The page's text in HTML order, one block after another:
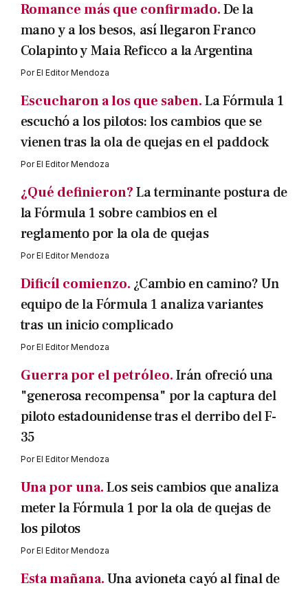
Romance más que confirmado.De la
mano y a los besos, así llegaron Franco
Colapinto y Maia Reficco a la Argentina
PorEl Editor Mendoza
Escucharon a los que saben.La Fórmula 1
escuchó a los pilotos: los cambios que se
vienen tras la ola de quejas en el paddock
PorEl Editor Mendoza
¿Qué definieron?La terminante postura de
la Fórmula 1 sobre cambios en el
reglamento por la ola de quejas
PorEl Editor Mendoza
Dificíl comienzo. ¿Cambio en camino? Un
equipo de la Fórmula 1 analiza variantes
tras un inicio complicado
PorEl Editor Mendoza
Guerra por el petróleo.Irán ofreció una
"generosa recompensa" por la captura del
piloto estadounidense tras el derribo del F-
35
PorEl Editor Mendoza
Una por una.Los seis cambios que analiza
meter la Fórmula 1 por la ola de quejas de
los pilotos
PorEl Editor Mendoza
Esta mañana.Una avioneta cayó al final de